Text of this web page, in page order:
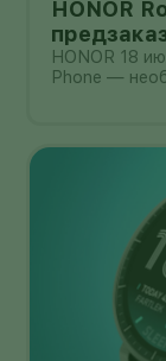
HONOR
камера
HONOR 18
Phone —